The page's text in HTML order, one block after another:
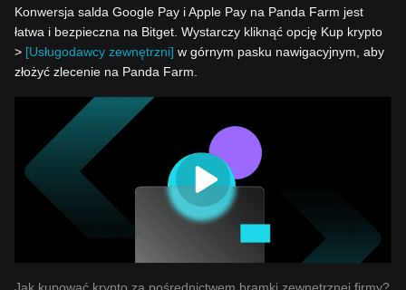
Konwersja salda Google Pay i Apple Pay na Panda Farm jest
łatwa i bezpieczna na Bitget. Wystarczy kliknąć opcję Kup krypto
> [Usługodawcy zewnętrzni] w górnym pasku nawigacyjnym, aby
złożyć zlecenie na Panda Farm.